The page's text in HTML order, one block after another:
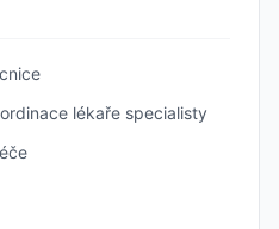
lékaře specialisty